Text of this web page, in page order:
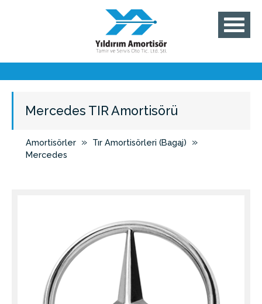
Mercedes TIR Amortisörü
Amortisörler » Tır Amortisörleri (Bagaj) »
Mercedes